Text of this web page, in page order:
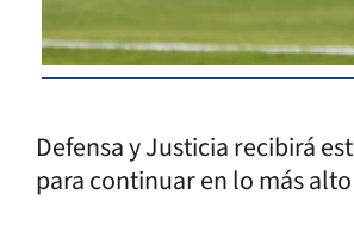
Defensa y Justicia recibirá
para continuar en lo más